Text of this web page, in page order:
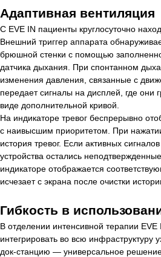
Адаптивная вентиляция
С EVE IN пациенты круглосуточно
Внешний триггер аппарата
брюшной стенки с помощью
датчика дыхания. При спонтанном
изменения давления, связанные с
передает сигналы на дисплей, где они
виде дополнительной кривой.
На индикаторе тревог беспрерывно
с наивысшим приоритетом. При
история тревог. Если активных
устройства остались
индикаторе отображается
исчезает с экрана после очистки
Гибкость в
В отделении интенсивной терапии EVE
интегрировать во всю инфраструктуру
док-станцию — универсальное